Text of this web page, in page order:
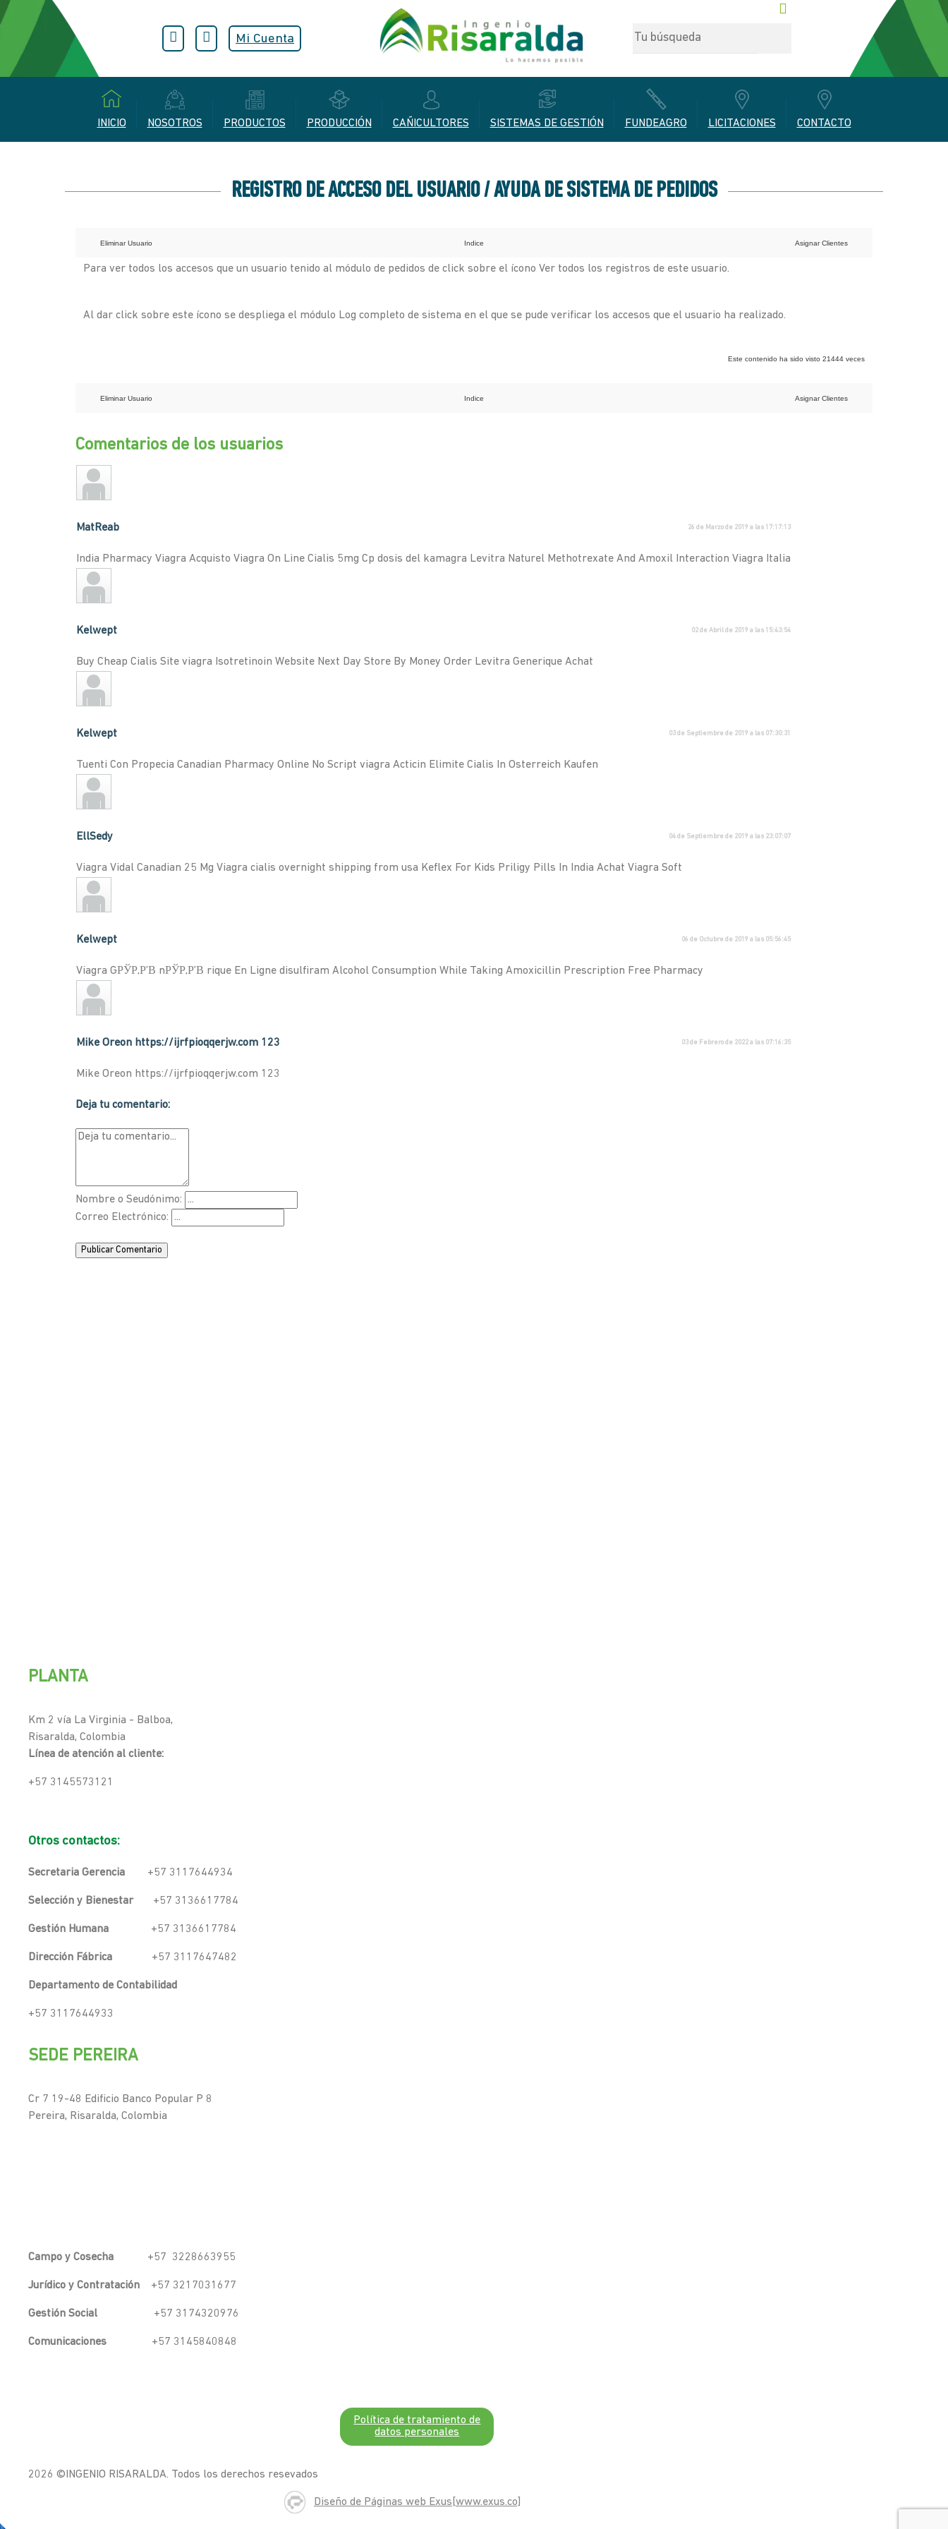
Mi Cuenta
INICIO NOSOTROS PRODUCTOS PRODUCCIÓN CAÑICULTORES SISTEMAS DE GESTIÓN FUNDEAGRO LICITACIONES CONTACTO
REGISTRO DE ACCESO DEL USUARIO / AYUDA DE SISTEMA DE PEDIDOS
Eliminar Usuario Asignar Clientes
Indice
Para ver todos los accesos que un usuario tenido al módulo de pedidos de click sobre el ícono Ver todos los registros de este usuario.
Al dar click sobre este ícono se despliega el módulo Log completo de sistema en el que se pude verificar los accesos que el usuario ha realizado.
Este contenido ha sido visto 21444 veces
Eliminar Usuario Asignar Clientes
Indice
Comentarios de los usuarios
MatReab 26 de Marzo de 2019 a las 17:17:13
India Pharmacy Viagra Acquisto Viagra On Line Cialis 5mg Cp dosis del kamagra Levitra Naturel Methotrexate And Amoxil Interaction Viagra Italia
Kelwept 02 de Abril de 2019 a las 15:43:54
Buy Cheap Cialis Site viagra Isotretinoin Website Next Day Store By Money Order Levitra Generique Achat
Kelwept 03 de Septiembre de 2019 a las 07:30:31
Tuenti Con Propecia Canadian Pharmacy Online No Script viagra Acticin Elimite Cialis In Osterreich Kaufen
EllSedy 04 de Septiembre de 2019 a las 23:07:07
Viagra Vidal Canadian 25 Mg Viagra cialis overnight shipping from usa Keflex For Kids Priligy Pills In India Achat Viagra Soft
Kelwept 06 de Octubre de 2019 a las 05:56:45
Viagra GРЎР‚Р’В nРЎР‚Р’В rique En Ligne disulfiram Alcohol Consumption While Taking Amoxicillin Prescription Free Pharmacy
Mike Oreon https://ijrfpioqqerjw.com 123 03 de Febrero de 2022 a las 07:16:35
Mike Oreon https://ijrfpioqqerjw.com 123
Deja tu comentario:
Nombre o Seudónimo:
Correo Electrónico:
Publicar Comentario
PLANTA
Km 2 vía La Virginia - Balboa,
Risaralda, Colombia
Línea de atención al cliente:
+57 3145573121
Otros contactos:
Secretaria Gerencia +57 3117644934
Selección y Bienestar+57 3136617784
Gestión Humana +57 3136617784
Dirección Fábrica +57 3117647482
Departamento de Contabilidad
+57 3117644933
SEDE PEREIRA
Cr 7 19-48 Edificio Banco Popular P 8
Pereira, Risaralda, Colombia
Campo y Cosecha +57 3228663955
Jurídico y Contratación +57 3217031677
Gestión Social +57 3174320976
Comunicaciones +57 3145840848
Política de tratamiento de
datos personales
2026 ©INGENIO RISARALDA. Todos los derechos resevados
Diseño de Páginas web Exus[www.exus.co]